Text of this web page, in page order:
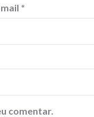
*
comentar.